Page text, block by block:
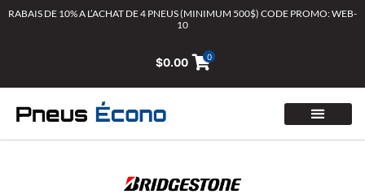
AllerRABAIS DE 10% A L’ACHAT DE 4 PNEUS (MINIMUM 500$) CODE PROMO: WEB-
10
$0.00 0